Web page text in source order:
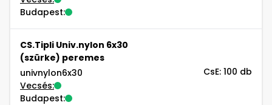
Budapest:
CS.Tipli Univ.nylon 6x30
(szürke) peremes
univnylon6x30
Vecsés:
Budapest:
CsE: 100 db